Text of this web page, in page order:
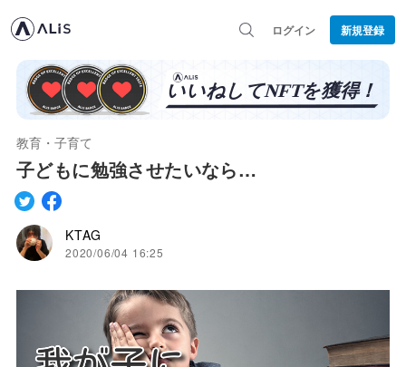
ログイン 新規登録
教育・子育て
子どもに勉強させたいなら…
KTAG
2020/06/04 16:25